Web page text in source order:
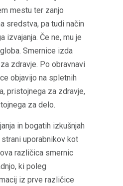
mestu ter zanjo
sredstva, pa tudi način
izvajanja. Če ne, mu je
Smernice izda
zdravje. Po obravnavi
objavijo na spletnih
pristojnega za zdravje,
za delo.
in bogatih izkušnjah
uporabnikov kot
različica smernic
ki poleg
iz prve različice